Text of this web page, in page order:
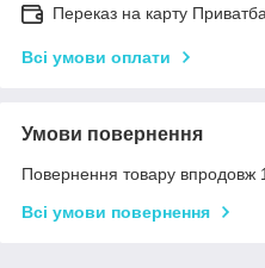
Переказ на карту
Всі умови оплати
Умови повернення
Повернення товару впродовж
Всі умови повернення